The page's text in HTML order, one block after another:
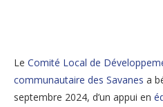
Le Comité Local de
communautaire des Savanes a
septembre 2024, d’un appui en